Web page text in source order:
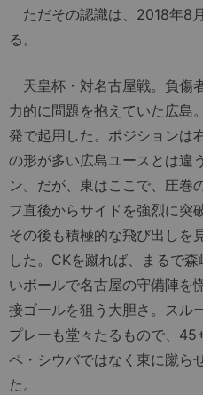
ただその認識は、2018年8
る。
天皇杯・対名古屋戦。負傷
力的に問題を抱えていた広島
発で起用した。ポジションは
の形が多い広島ユースとは違
ン。だが、東はここで、圧巻
フ直後からサイドを強烈に突
その後も積極的な飛び出しを
した。CKを蹴れば、まるで
いボールで名古屋の守備陣を
接ゴールを狙う大胆さ。スル
プレーも堂々たるもので、
ペ・シウバではなく東に蹴ら
た。